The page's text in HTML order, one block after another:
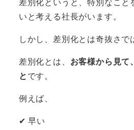
差別化というと、特別なこと
いと考える社長がいます。
しかし、差別化とは奇抜さで
差別化とは、 お客様から見て
と です。
例えば、
✔ 早い